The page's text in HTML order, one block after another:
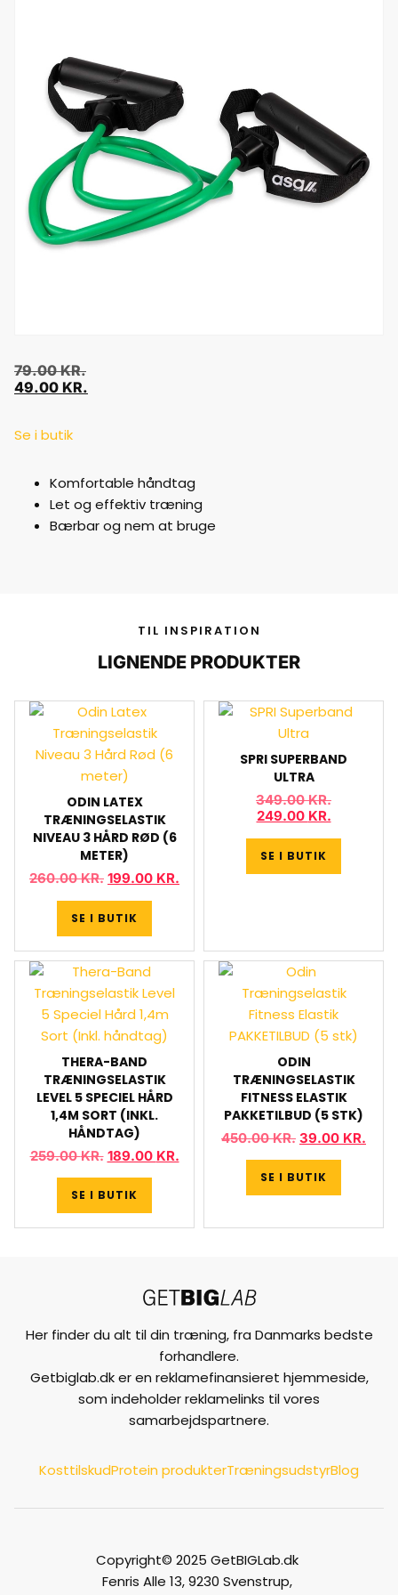
79.00KR.
49.00 KR.
Se i butik
Komfortable håndtag
Let og effektiv træning
Bærbar og nem at bruge
TIL INSPIRATION
LIGNENDE PRODUKTER
ODIN LATEX
TRÆNINGSELASTIK
NIVEAU 3 HÅRD RØD (6
METER)
260.00KR. 199.00 KR.
SE I BUTIK
SPRI SUPERBAND
ULTRA
349.00KR.
249.00 KR.
SE I BUTIK
THERA-BAND
TRÆNINGSELASTIK
LEVEL 5 SPECIEL HÅRD
1,4M SORT (INKL.
HÅNDTAG)
259.00KR. 189.00 KR.
SE I BUTIK
ODIN
TRÆNINGSELASTIK
FITNESS ELASTIK
PAKKETILBUD (5 STK)
450.00KR. 39.00 KR.
SE I BUTIK
Her finder du alt til din træning, fra Danmarks bedste
forhandlere.
Getbiglab.dk er en reklamefinansieret hjemmeside,
som indeholder reklamelinks til vores
samarbejdspartnere.
KosttilskudProtein produkterTræningsudstyrBlog
Copyright© 2025 GetBIGLab.dk
Fenris Alle 13, 9230 Svenstrup,